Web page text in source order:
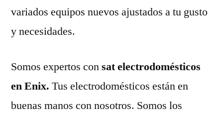
variados equipos nuevos ajustados a tu gusto
y necesidades.
Somos expertos consat electrodomésticos
en Enix. Tus electrodomésticos están en
buenas manos con nosotros. Somos los